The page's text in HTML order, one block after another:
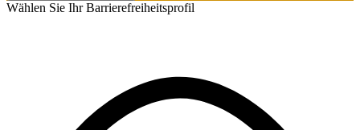
Wählen Sie Ihr Barrierefreiheitsprofil